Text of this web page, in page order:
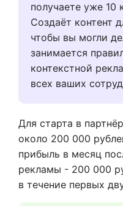
получаете уже 10
Создаёт контент
чтобы вы могли
занимается
контекстной
всех ваших
Для старта в
около 200 000
прибыль в месяц
рекламы - 200 000
в течение первых